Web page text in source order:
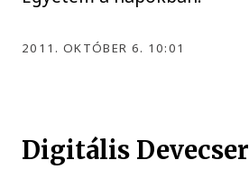
2011. OKTÓBER 6. 10:01
Digitális Devecser